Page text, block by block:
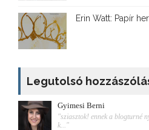
Erin Watt: Papír
Legutolsó
Gyimesi Berni
"sziasztok! ennek a blogturné
k..."